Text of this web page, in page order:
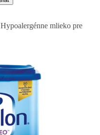
mlieko pre